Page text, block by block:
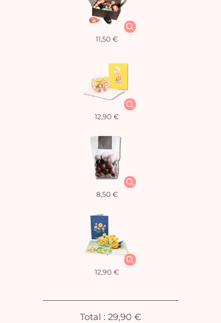
11,50 €
12,90 €
8,50 €
12,90 €
Total : 29,90 €